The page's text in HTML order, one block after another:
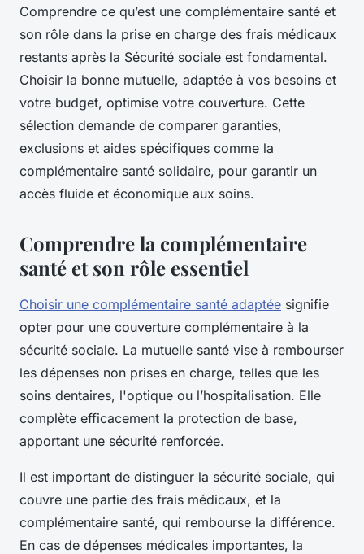
Comprendre ce qu’est une complémentaire santé et
son rôle dans la prise en charge des frais médicaux
restants après la Sécurité sociale est fondamental.
Choisir la bonne mutuelle, adaptée à vos besoins et
votre budget, optimise votre couverture. Cette
sélection demande de comparer garanties,
exclusions et aides spécifiques comme la
complémentaire santé solidaire, pour garantir un
accès fluide et économique aux soins.
Comprendre la complémentaire
santé et son rôle essentiel
Choisir une complémentaire santé adaptée signifie
opter pour une couverture complémentaire à la
sécurité sociale. La mutuelle santé vise à rembourser
les dépenses non prises en charge, telles que les
soins dentaires, l'optique ou l’hospitalisation. Elle
complète efficacement la protection de base,
apportant une sécurité renforcée.
Il est important de distinguer la sécurité sociale, qui
couvre une partie des frais médicaux, et la
complémentaire santé, qui rembourse la différence.
En cas de dépenses médicales importantes, la